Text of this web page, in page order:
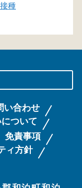
種
い合わせ
ついて
免責事項
ィ方針